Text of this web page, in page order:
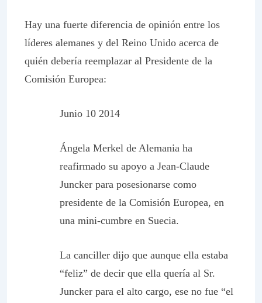
Hay una fuerte diferencia de opinión entre los
líderes alemanes y del Reino Unido acerca de
quién debería reemplazar al Presidente de la
Comisión Europea:
Junio 10 2014
Ángela Merkel de Alemania ha
reafirmado su apoyo a Jean-Claude
Juncker para posesionarse como
presidente de la Comisión Europea, en
una mini-cumbre en Suecia.
La canciller dijo que aunque ella estaba
“feliz” de decir que ella quería al Sr.
Juncker para el alto cargo, ese no fue “el